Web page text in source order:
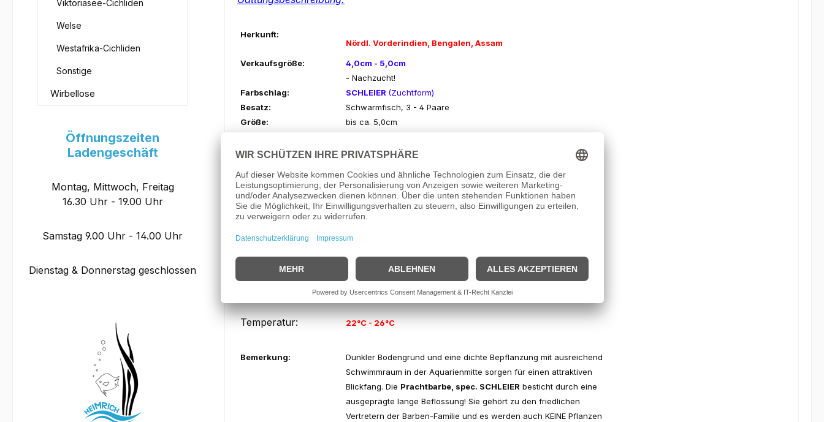
Viktoriasee-Cichliden
Welse
Westafrika-Cichliden
Sonstige
Wirbellose
Öffnungszeiten
Ladengeschäft
Montag, Mittwoch, Freitag
16.30 Uhr - 19.00 Uhr
Samstag 9.00 Uhr - 14.00 Uhr
Dienstag & Donnerstag geschlossen
Herkunft:
Nördl. Vorderindien, Bengalen, Assam
Verkaufsgröße:
4,0cm - 5,0cm
- Nachzucht!
Farbschlag:
SCHLEIER (Zuchtform)
Besatz:
Schwarmfisch, 3 - 4 Paare
Größe:
bis ca. 5,0cm
Beckenposition:
mittlere Wasserschichten
Aquarientyp:
Für das Gesellschaftsbecken gut geeignet.
- Attraktive Rotzeichnung bei den Männchen!
- Bitte unbedingt eine angemessene Gruppe pflegen, denn dann
Futter:
Flockenfutter, Lebendfutter, Enchyträen
Wasserhärte:
3° - 18° dGH
6,5 - 7,5
Temperatur: 22°C - 26°C
Bemerkung:
Dunkler Bodengrund und eine dichte Bepflanzung mit ausreichend
Schwimmraum in der Aquarienmitte sorgen für einen attraktiven
Blickfang. Die Prachtbarbe, spec. SCHLEIERbesticht durch eine
ausgeprägte lange Beflossung! Sie gehört zu den friedlichen
Vertretern der Barben-Familie und es werden auch KEINE Pflanzen